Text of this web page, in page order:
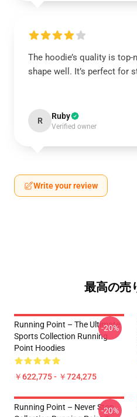
The hoodie’s quality is
shape well. It’s perfect for
R Ruby
Verified owner
Write your review
最高の売
Running Point – The Ultimate
Sports Collection Running
Point Hoodies
￥622,775 - ￥724,275
-20%
Running Point – Never Stop
-20%